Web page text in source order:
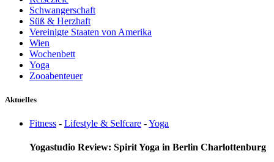
Schwangerschaft
Süß & Herzhaft
Vereinigte Staaten von Amerika
Wien
Wochenbett
Yoga
Zooabenteuer
Aktuelles
Fitness - Lifestyle & Selfcare -Yoga
Yogastudio Review: Spirit Yoga in Berlin Charlottenburg